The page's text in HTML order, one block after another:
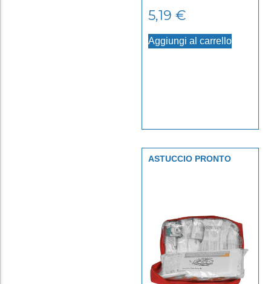
5,19 €
Aggiungi al carrello
ASTUCCIO PRONTO